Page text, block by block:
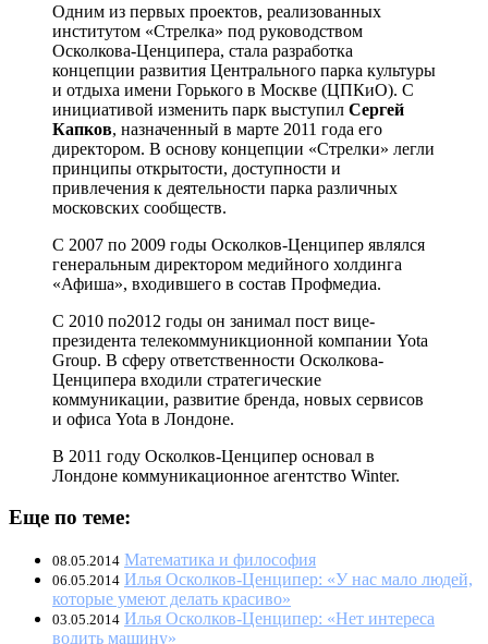
Одним из первых проектов, реализованных
институтом «Стрелка» под руководством
Осколкова-Ценципера, стала разработка
концепции развития Центрального парка культуры
и отдыха имени Горького в Москве (ЦПКиО). С
инициативой изменить парк выступил Сергей
Капков, назначенный в марте 2011 года его
директором. В основу концепции «Стрелки» легли
принципы открытости, доступности и
привлечения к деятельности парка различных
московских сообществ.
С 2007 по 2009 годы Осколков-Ценципер являлся
генеральным директором медийного холдинга
«Афиша», входившего в состав Профмедиа.
С 2010 по2012 годы он занимал пост вице-
президента телекоммуникционной компании Yota
Group. В сферу ответственности Осколкова-
Ценципера входили стратегические
коммуникации, развитие бренда, новых сервисов
и офиса Yota в Лондоне.
В 2011 году Осколков-Ценципер основал в
Лондоне коммуникационное агентство Winter.
Еще по теме:
08.05.2014 Математика и философия
06.05.2014 Илья Осколков-Ценципер: «У нас мало людей,
которые умеют делать красиво»
03.05.2014 Илья Осколков-Ценципер: «Нет интереса
водить машину»